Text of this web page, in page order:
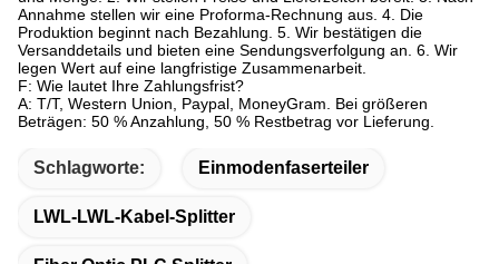
Annahme stellen wir eine Proforma-Rechnung aus. 4. Die
Produktion beginnt nach Bezahlung. 5. Wir bestätigen die
Versanddetails und bieten eine Sendungsverfolgung an. 6. Wir
legen Wert auf eine langfristige Zusammenarbeit.
F: Wie lautet Ihre Zahlungsfrist?
A: T/T, Western Union, Paypal, MoneyGram. Bei größeren
Beträgen: 50 % Anzahlung, 50 % Restbetrag vor Lieferung.
Schlagworte: Einmodenfaserteiler
LWL-LWL-Kabel-Splitter